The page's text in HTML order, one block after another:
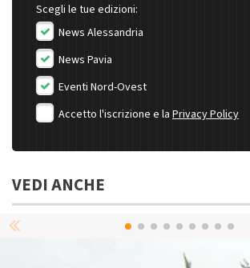
Scegli le tue edizioni:
News Alessandria
News Pavia
Eventi Nord-Ovest
Accetto l'iscrizione e la Privacy Policy
VEDI ANCHE